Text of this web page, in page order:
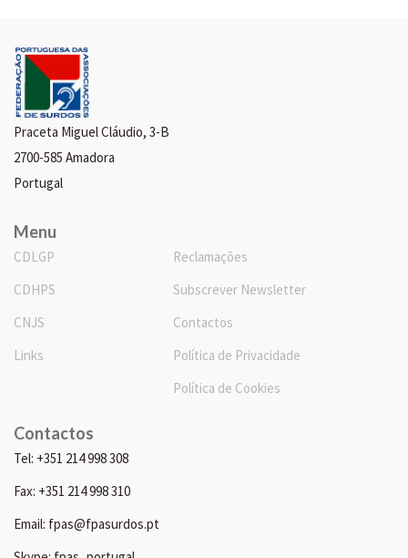
Praceta Miguel Cláudio, 3-B
2700-585 Amadora
Portugal
Menu
CDLGP
CDHPS
CNJS
Links
Reclamações
Subscrever Newsletter
Contactos
Política de Privacidade
Política de Cookies
Contactos
Tel: +351 214 998 308
Fax: +351 214 998 310
Email: fpas@fpasurdos.pt